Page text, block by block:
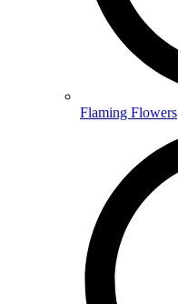
Flaming Flowers